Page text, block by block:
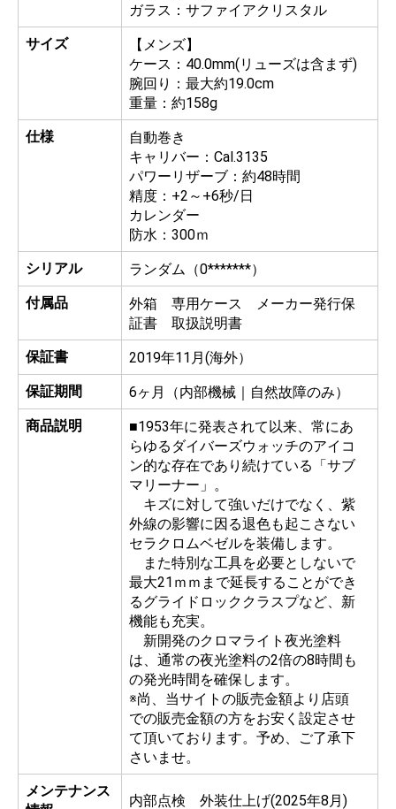
ガラス：サファイアクリスタル
サイズ
【メンズ】
ケース：40.0mm(リューズは含まず)
腕回り：最大約19.0cm
重量：約158g
仕様
自動巻き
キャリバー：Cal.3135
パワーリザーブ：約48時間
精度：+2～+6秒/日
カレンダー
防水：300ｍ
シリアル
ランダム（0*******）
付属品
外箱 専用ケース メーカー発行保
証書 取扱説明書
保証書
2019年11月(海外）
保証期間
6ヶ月（内部機械｜自然故障のみ）
商品説明
■1953年に発表されて以来、常にあ
らゆるダイバーズウォッチのアイコ
ン的な存在であり続けている「サブ
マリーナー」。
キズに対して強いだけでなく、紫
外線の影響に因る退色も起こさない
セラクロムベゼルを装備します。
また特別な工具を必要としないで
最大21ｍｍまで延長することができ
るグライドロッククラスプなど、新
機能も充実。
新開発のクロマライト夜光塗料
は、通常の夜光塗料の2倍の8時間も
の発光時間を確保します。
※尚、当サイトの販売金額より店頭
での販売金額の方をお安く設定させ
て頂いております。予め、ご了承下
さいませ。
メンテナンス
内部点検 外装仕上げ(2025年8月)